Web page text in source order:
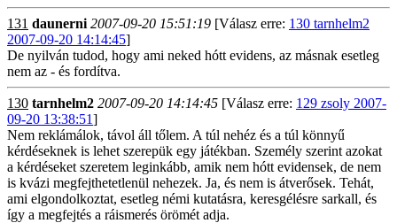
131 daunerni 2007-09-20 15:51:19 [Válasz erre: 130 tarnhelm2
2007-09-20 14:14:45]
De nyilván tudod, hogy ami neked hótt evidens, az másnak esetleg
nem az - és fordítva.
130 tarnhelm2 2007-09-20 14:14:45 [Válasz erre: 129 zsoly 2007-
09-20 13:38:51]
Nem reklámálok, távol áll tőlem. A túl nehéz és a túl könnyű
kérdéseknek is lehet szerepük egy játékban. Személy szerint azokat
a kérdéseket szeretem leginkább, amik nem hótt evidensek, de nem
is kvázi megfejthetetlenül nehezek. Ja, és nem is átverősek. Tehát,
ami elgondolkoztat, esetleg némi kutatásra, keresgélésre sarkall, és
így a megfejtés a ráismerés örömét adja.